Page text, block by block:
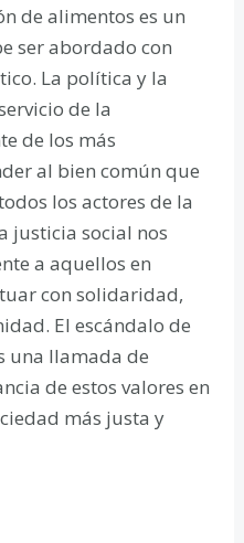
de alimentos es un
ser abordado con
La política y la
de la
de los más
al bien común que
los actores de la
justicia social nos
a aquellos en
con solidaridad,
El escándalo de
una llamada de
de estos valores en
más justa y